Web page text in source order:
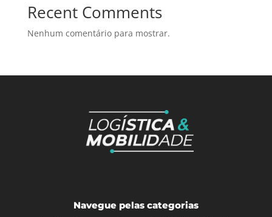
Recent Comments
Nenhum comentário para mostrar.
Navegue pelas categorias